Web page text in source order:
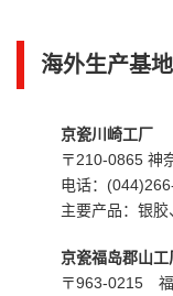
海外生产基地
京瓷川崎工厂
〒210-0865 神
电话：
主要产品：银
京瓷福岛郡山工
〒963-0215 福